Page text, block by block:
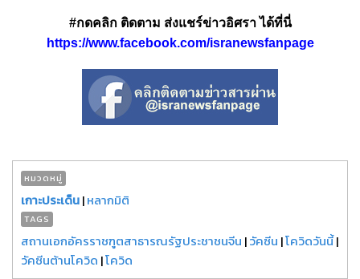
#กดคลิก ติดตาม ส่งแชร์ข่าวอิศรา ได้ที่นี่
https://www.facebook.com/isranewsfanpage
หมวดหมู่
เกาะประเด็น|หลากมิติ
TAGS
สถานเอกอัครราชฑูตสาธารณรัฐประชาชนจีน |วัคซีน |โควิดวันนี้|
วัคซีนต้านโควิด |โควิด